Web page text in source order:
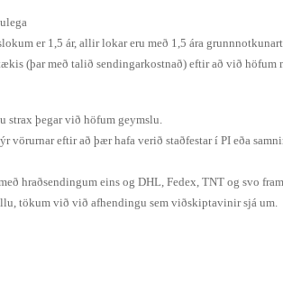
er 1,5 ár, allir lokar eru með 1,5 ára
(þar með talið sendingarkostnað) eftir að við höfum
strax þegar við höfum geymslu.
vörurnar eftir að þær hafa verið staðfestar í PI eða
hraðsendingum eins og DHL, Fedex, TNT og svo
tökum við við afhendingu sem viðskiptavinir sjá um.